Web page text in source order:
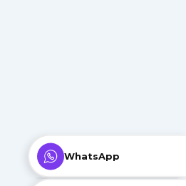
WhatsApp